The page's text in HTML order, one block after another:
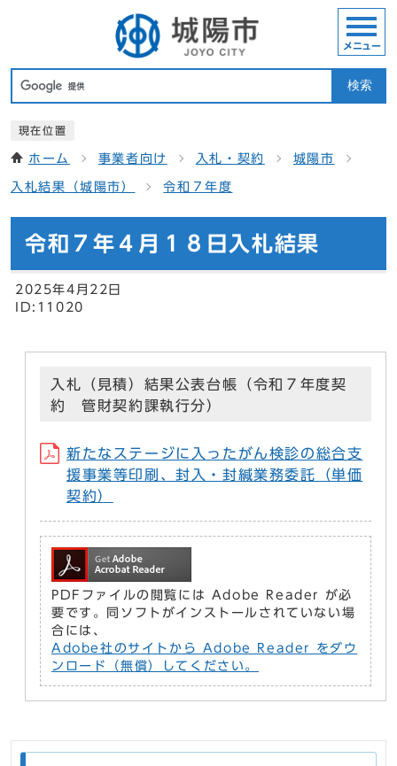
検索
メニュー
現在位置
ホーム 事業者向け 入札・契約 城陽市
入札結果（城陽市） 令和７年度
令和７年４月１８日入札結果
2025年4月22日
ID:11020
入札（見積）結果公表台帳（令和７年度契
約 管財契約課執行分）
新たなステージに入ったがん検診の総合支
援事業等印刷、封入・封緘業務委託（単価
契約）
PDFファイルの閲覧には Adobe Reader が必
要です。同ソフトがインストールされていない場
合には、
Adobe社のサイトから Adobe Reader をダウ
ンロード（無償）してください。